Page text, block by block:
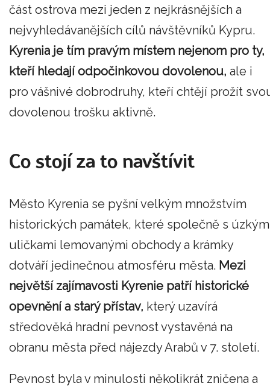
část ostrova mezi jeden z nejkrásnějších a
nejvyhledávanějších cílů návštěvníků Kypru.
Kyrenia je tím pravým místem nejenom pro ty,
kteří hledají odpočinkovou dovolenou, ale i
pro vášnivé dobrodruhy, kteří chtějí prožít
dovolenou trošku aktivně.
Co stojí za to navštívit
Město Kyrenia se pyšní velkým množstvím
historických památek, které společně s
uličkami lemovanými obchody a krámky
dotváří jedinečnou atmosféru města. Mezi
největší zajímavosti Kyrenie patří historické
opevnění a starý přístav, který uzavírá
středověká hradní pevnost vystavěná na
obranu města před nájezdy Arabů v 7. století.
Pevnost byla v minulosti několikrát zničena a